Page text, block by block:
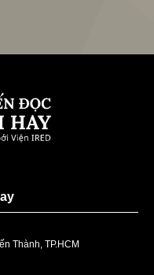
Thành, TP.HCM